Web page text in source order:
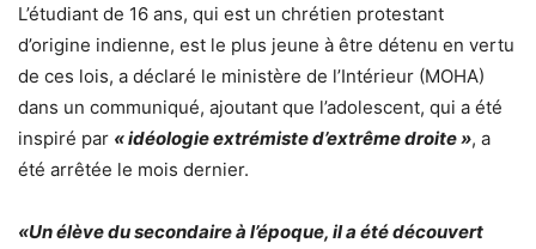
L’étudiant de 16 ans, qui est un chrétien protestant
d’origine indienne, est le plus jeune à être détenu en vertu
de ces lois, a déclaré le ministère de l’Intérieur (MOHA)
dans un communiqué, ajoutant que l’adolescent, qui a été
inspiré par « idéologie extrémiste d’extrême droite », a
été arrêtée le mois dernier.
«Un élève du secondaire à l’époque, il a été découvert